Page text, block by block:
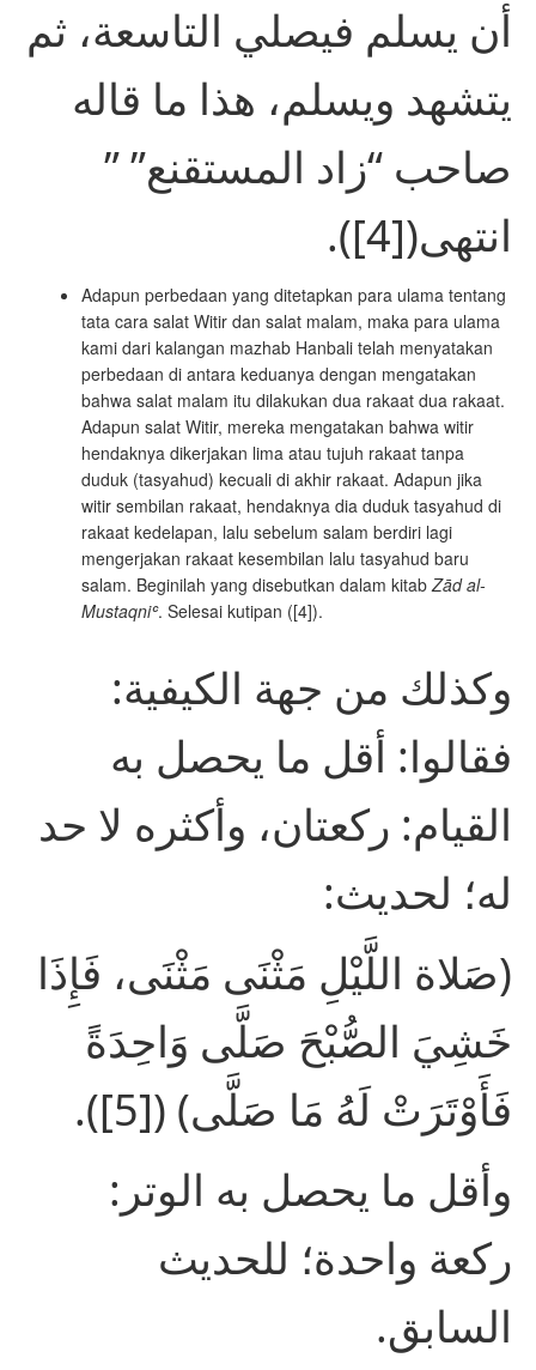
أن يسلم فيصلي التاسعة، ثم
يتشهد ويسلم، هذا ما قاله
صاحب “زاد المستقنع” ”
انتهى([4]).
Adapun perbedaan yang ditetapkan para ulama tentang
tata cara salat Witir dan salat malam, maka para ulama
kami dari kalangan mazhab Hanbali telah menyatakan
perbedaan di antara keduanya dengan mengatakan
bahwa salat malam itu dilakukan dua rakaat dua rakaat.
Adapun salat Witir, mereka mengatakan bahwa witir
hendaknya dikerjakan lima atau tujuh rakaat tanpa
duduk (tasyahud) kecuali di akhir rakaat. Adapun jika
witir sembilan rakaat, hendaknya dia duduk tasyahud di
rakaat kedelapan, lalu sebelum salam berdiri lagi
mengerjakan rakaat kesembilan lalu tasyahud baru
salam. Beginilah yang disebutkan dalam kitabZād al-
Mustaqniʿ. Selesai kutipan ([4]).
وكذلك من جهة الكيفية:
فقالوا: أقل ما يحصل به
القيام: ركعتان، وأكثره لا حد
له؛ لحديث:
(صَلاة اللَّيْلِ مَثْنَى مَثْنَى، فَإِذَا
خَشِيَ الصُّبْحَ صَلَّى وَاحِدَةً
فَأَوْتَرَتْ لَهُ مَا صَلَّى) ([5]).
وأقل ما يحصل به الوتر:
ركعة واحدة؛ للحديث
السابق.